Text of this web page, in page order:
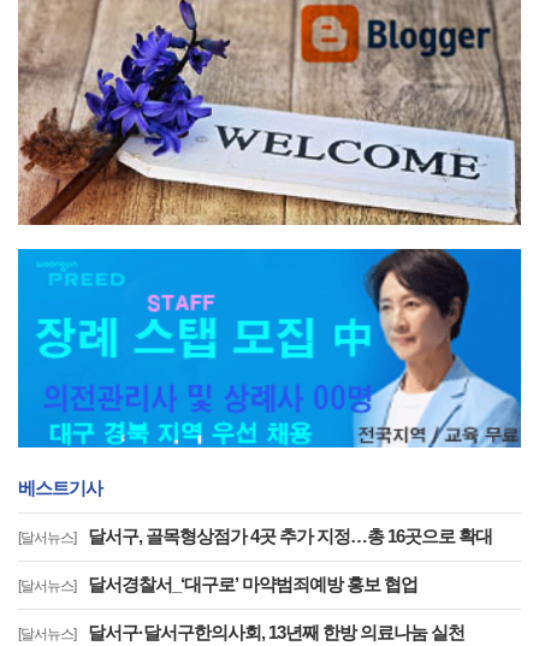
베스트기사
[달서뉴스] 달서구, 골목형상점가 4곳 추가 지정…총 16곳으로 확대
[달서뉴스] 달서경찰서_‘대구로’ 마약범죄예방 홍보 협업
[달서뉴스] 달서구·달서구한의사회, 13년째 한방 의료나눔 실천